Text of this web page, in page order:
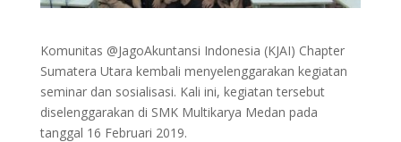
Komunitas @JagoAkuntansi Indonesia (KJAI) Chapter
Sumatera Utara kembali menyelenggarakan kegiatan
seminar dan sosialisasi. Kali ini, kegiatan tersebut
diselenggarakan di SMK Multikarya Medan pada
tanggal 16 Februari 2019.